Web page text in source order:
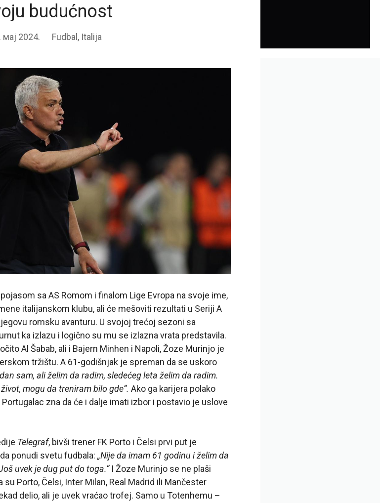
budućnost
мај 2024. Fudbal , Italija
sa AS Romom i finalom Lige Evropa na svoje ime,
italijanskom klubu, ali će mešoviti rezultati u Seriji A
romsku avanturu. U svojoj trećoj sezoni sa
ka izlazu i logično su mu se izlazna vrata predstavila.
Al Šabab, ali i Bajern Minhen i Napoli, Žoze Murinjo je
tržištu. A 61-godišnjak je spreman da se uskoro
sam, ali želim da radim, sledećeg leta želim da radim.
mogu da treniram bilo gde“. Ako ga karijera polako
zna da će i dalje imati izbor i postavio je uslove
Telegraf, bivši trener FK Porto i Čelsi prvi put je
ponudi svetu fudbala: „Nije da imam 61 godinu i želim da
uvek je dug put do toga.“I Žoze Murinjo se ne plaši
Porto, Čelsi, Inter Milan, Real Madrid ili Mančester
delio, ali je uvek vraćao trofej. Samo u Totenhemu –